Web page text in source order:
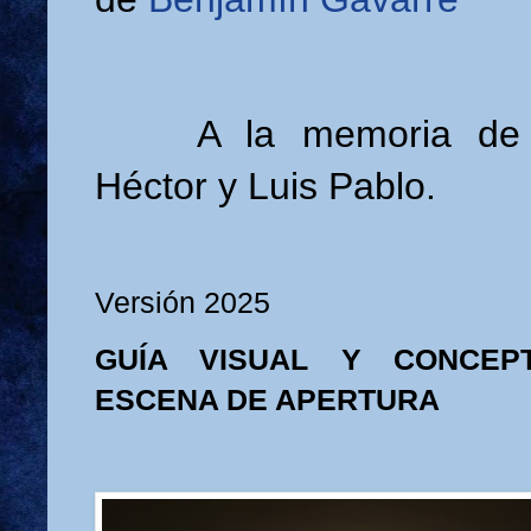
A la memoria
Héctor y Luis Pablo.
Versión 2025
GUÍA VISUAL Y
ESCENA DE APERTURA